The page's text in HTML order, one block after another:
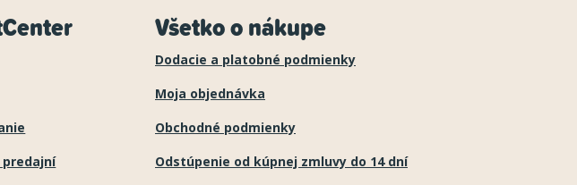
predajní
Všetko o nákupe
Dodacie a platobné podmienky
Moja objednávka
Obchodné podmienky
Odstúpenie od kúpnej zmluvy do 14 dní